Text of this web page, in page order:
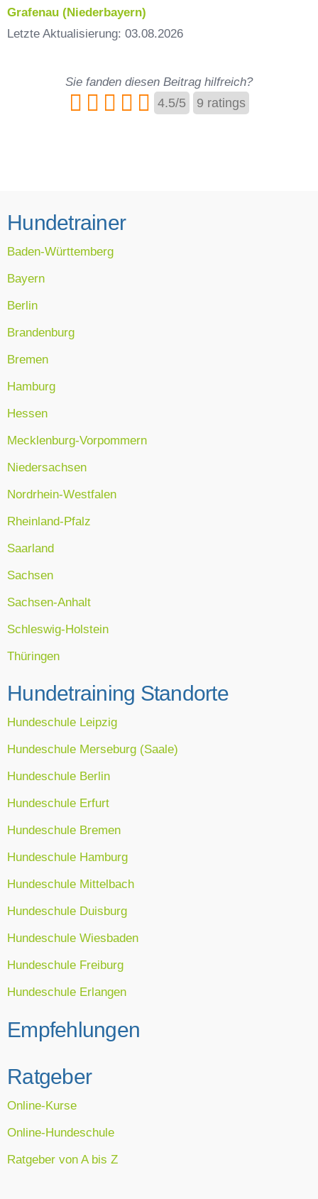
Grafenau (Niederbayern)
Letzte Aktualisierung: 03.08.2026
Sie fanden diesen Beitrag hilfreich?
4.5/5 9 ratings
Hundetrainer
Baden-Württemberg
Bayern
Berlin
Brandenburg
Bremen
Hamburg
Hessen
Mecklenburg-Vorpommern
Niedersachsen
Nordrhein-Westfalen
Rheinland-Pfalz
Saarland
Sachsen
Sachsen-Anhalt
Schleswig-Holstein
Thüringen
Hundetraining Standorte
Hundeschule Leipzig
Hundeschule Merseburg (Saale)
Hundeschule Berlin
Hundeschule Erfurt
Hundeschule Bremen
Hundeschule Hamburg
Hundeschule Mittelbach
Hundeschule Duisburg
Hundeschule Wiesbaden
Hundeschule Freiburg
Hundeschule Erlangen
Empfehlungen
Ratgeber
Online-Kurse
Online-Hundeschule
Ratgeber von A bis Z